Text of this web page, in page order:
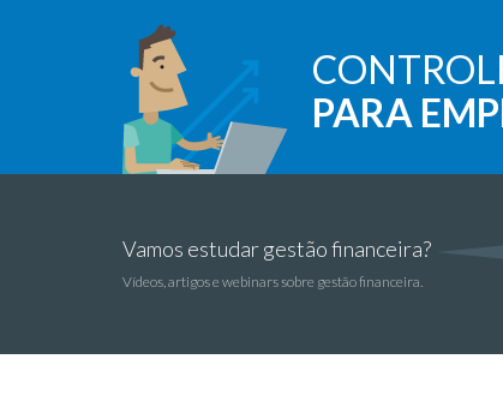
PARA
Vamos estudar gestão financeira?
Vídeos, artigos e webinars sobre gestão financeira.